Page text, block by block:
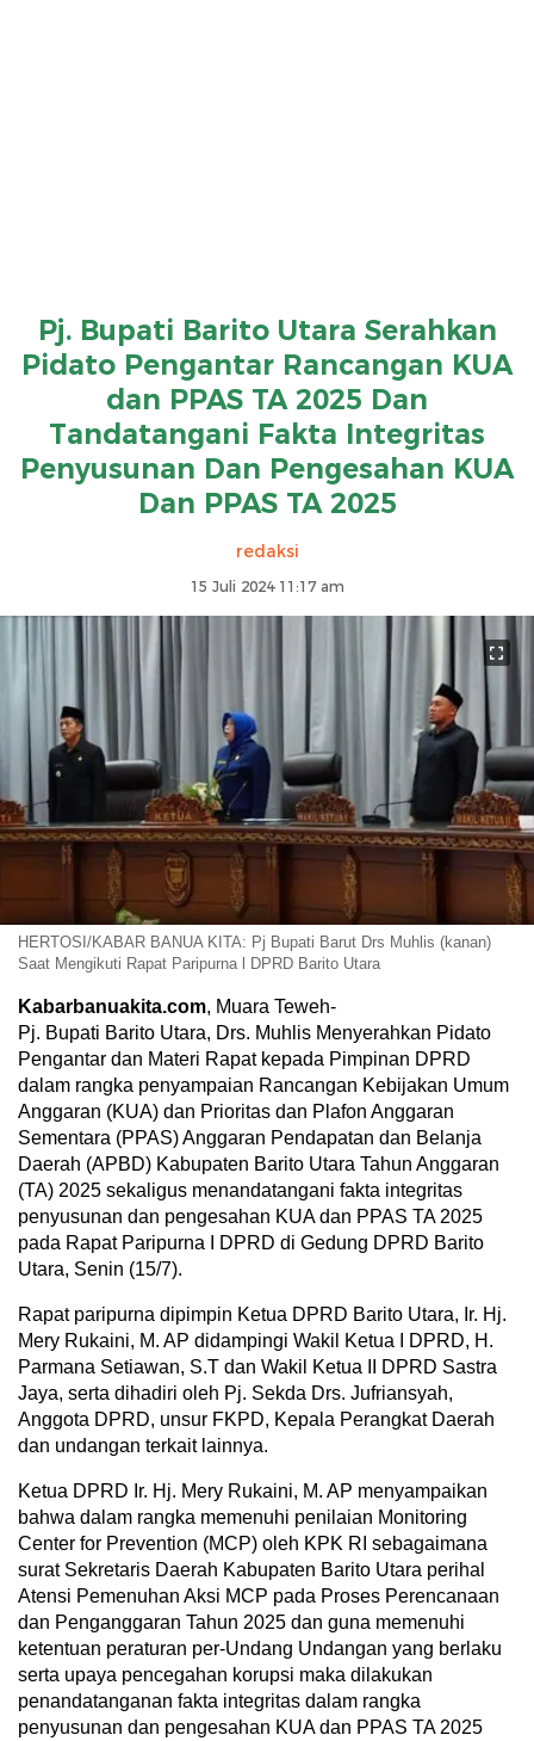
Pj. Bupati Barito Utara Serahkan
Pidato Pengantar Rancangan KUA
dan PPAS TA 2025 Dan
Tandatangani Fakta Integritas
Penyusunan Dan Pengesahan KUA
Dan PPAS TA 2025
redaksi
15 Juli 2024 11:17 am
HERTOSI/KABAR BANUA KITA: Pj Bupati Barut Drs Muhlis (kanan)
Saat Mengikuti Rapat Paripurna l DPRD Barito Utara
Kabarbanuakita.com, Muara Teweh-
Pj. Bupati Barito Utara, Drs. Muhlis Menyerahkan Pidato
Pengantar dan Materi Rapat kepada Pimpinan DPRD
dalam rangka penyampaian Rancangan Kebijakan Umum
Anggaran (KUA) dan Prioritas dan Plafon Anggaran
Sementara (PPAS) Anggaran Pendapatan dan Belanja
Daerah (APBD) Kabupaten Barito Utara Tahun Anggaran
(TA) 2025 sekaligus menandatangani fakta integritas
penyusunan dan pengesahan KUA dan PPAS TA 2025
pada Rapat Paripurna I DPRD di Gedung DPRD Barito
Utara, Senin (15/7).
Rapat paripurna dipimpin Ketua DPRD Barito Utara, Ir. Hj.
Mery Rukaini, M. AP didampingi Wakil Ketua I DPRD, H.
Parmana Setiawan, S.T dan Wakil Ketua II DPRD Sastra
Jaya, serta dihadiri oleh Pj. Sekda Drs. Jufriansyah,
Anggota DPRD, unsur FKPD, Kepala Perangkat Daerah
dan undangan terkait lainnya.
Ketua DPRD Ir. Hj. Mery Rukaini, M. AP menyampaikan
bahwa dalam rangka memenuhi penilaian Monitoring
Center for Prevention (MCP) oleh KPK RI sebagaimana
surat Sekretaris Daerah Kabupaten Barito Utara perihal
Atensi Pemenuhan Aksi MCP pada Proses Perencanaan
dan Penganggaran Tahun 2025 dan guna memenuhi
ketentuan peraturan per-Undang Undangan yang berlaku
serta upaya pencegahan korupsi maka dilakukan
penandatanganan fakta integritas dalam rangka
penyusunan dan pengesahan KUA dan PPAS TA 2025